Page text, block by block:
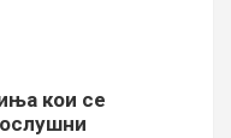
кои се